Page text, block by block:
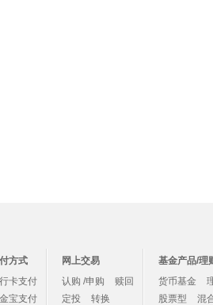
方式
卡支付
宝支付
网上交易
认购 /申购
赎回
定投
转换
基金产品/理
货币基金
股票型
混